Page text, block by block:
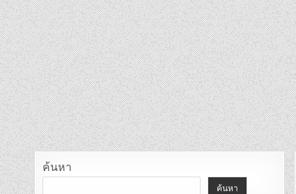
ค้นหา
ค้นหา